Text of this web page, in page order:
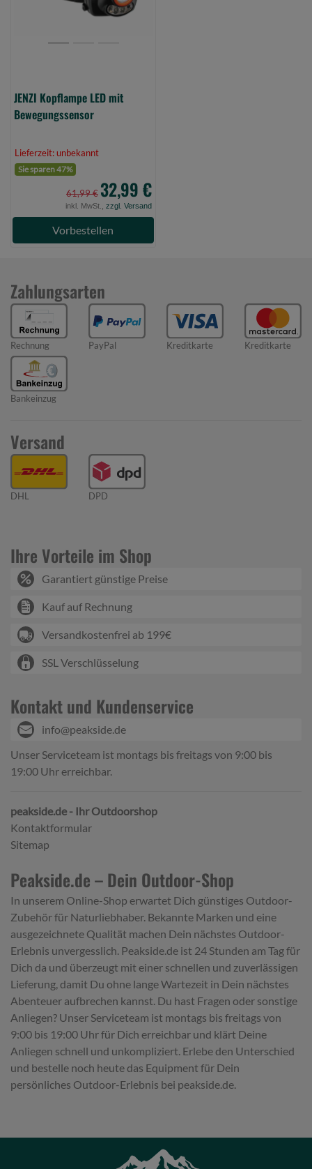
JENZI Kopflampe LED mit
Bewegungssensor
Lieferzeit: unbekannt
Sie sparen 47%
61,99 € 32,99 €
inkl. MwSt., zzgl. Versand
Vorbestellen
Zahlungsarten
Rechnung PayPal Kreditkarte Kreditkarte
Bankeinzug
Versand
DHL DPD
Ihre Vorteile im Shop
Garantiert günstige Preise
Kauf auf Rechnung
Versandkostenfrei ab 199€
SSL Verschlüsselung
Kontakt und Kundenservice
info@peakside.de
Unser Serviceteam ist montags bis freitags von 9:00 bis
19:00 Uhr erreichbar.
peakside.de - Ihr Outdoorshop
Kontaktformular
Sitemap
Peakside.de – Dein Outdoor-Shop
In unserem Online-Shop erwartet Dich günstiges Outdoor-
Zubehör für Naturliebhaber. Bekannte Marken und eine
ausgezeichnete Qualität machen Dein nächstes Outdoor-
Erlebnis unvergesslich. Peakside.de ist 24 Stunden am Tag für
Dich da und überzeugt mit einer schnellen und zuverlässigen
Lieferung, damit Du ohne lange Wartezeit in Dein nächstes
Abenteuer aufbrechen kannst. Du hast Fragen oder sonstige
Anliegen? Unser Serviceteam ist montags bis freitags von
9:00 bis 19:00 Uhr für Dich erreichbar und klärt Deine
Anliegen schnell und unkompliziert. Erlebe den Unterschied
und bestelle noch heute das Equipment für Dein
persönliches Outdoor-Erlebnis bei peakside.de.